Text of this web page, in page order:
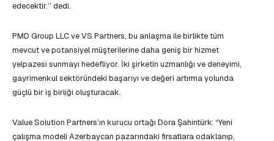
edecektir.’’ dedi.
PMD Group LLC ve VS Partners, bu anlaşma ile birlikte tüm
mevcut ve potansiyel müşterilerine daha geniş bir hizmet
yelpazesi sunmayı hedefliyor. İki şirketin uzmanlığı ve deneyimi,
gayrimenkul sektöründeki başarıyı ve değeri artırma yolunda
güçlü bir iş birliği oluşturacak.
Value Solution Partners’ın kurucu ortağı Dora Şahintürk: “Yeni
çalışma modeli Azerbaycan pazarındaki fırsatlara odaklanıp,